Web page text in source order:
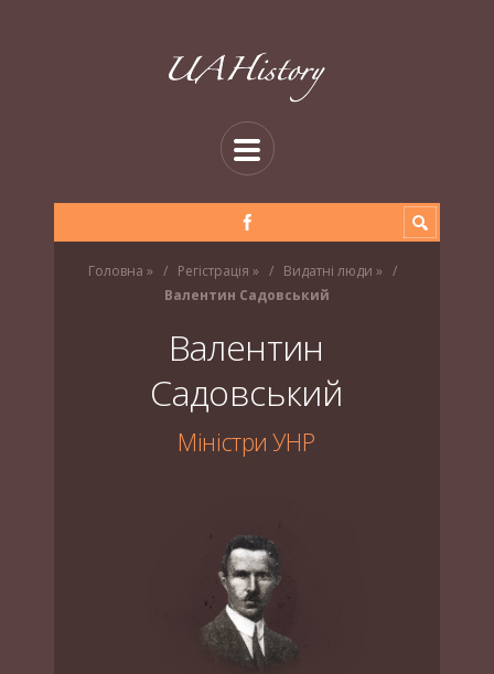
Головна » Регістрація » Видатні люди »
Валентин Садовський
Валентин
Садовський
Міністри УНР